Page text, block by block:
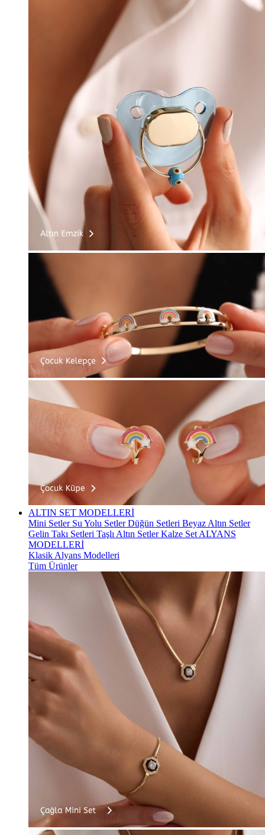
ALTIN SET MODELLERİ
Mini Setler Su Yolu SetlerDüğün Setleri Beyaz Altın Setler
Gelin Takı Setleri Taşlı Altın SetlerKalze Set ALYANS
MODELLERİ
Klasik Alyans Modelleri
Tüm Ürünler